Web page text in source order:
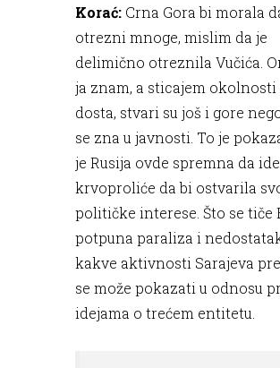
Korać: Crna Gora bi morala
otrezni mnoge, mislim da je
delimično otreznila Vučića.
ja znam, a sticajem okolnosti
dosta, stvari su još i gore
se zna u javnosti. To je
je Rusija ovde spremna da
krvoproliće da bi ostvarila
političke interese. Što se tiče
potpuna paraliza i
kakve aktivnosti Sarajeva
se može pokazati u odnosu
idejama o trećem entitetu.